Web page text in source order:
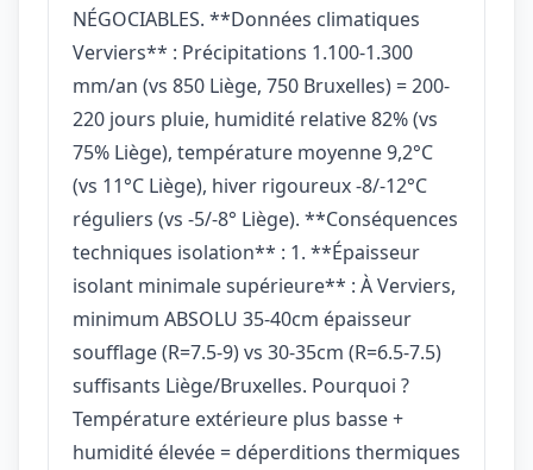
NÉGOCIABLES. **Données climatiques
Verviers** : Précipitations 1.100-1.300
mm/an (vs 850 Liège, 750 Bruxelles) = 200-
220 jours pluie, humidité relative 82% (vs
75% Liège), température moyenne 9,2°C
(vs 11°C Liège), hiver rigoureux -8/-12°C
réguliers (vs -5/-8° Liège). **Conséquences
techniques isolation** : 1. **Épaisseur
isolant minimale supérieure** : À Verviers,
minimum ABSOLU 35-40cm épaisseur
soufflage (R=7.5-9) vs 30-35cm (R=6.5-7.5)
suffisants Liège/Bruxelles. Pourquoi ?
Température extérieure plus basse +
humidité élevée = déperditions thermiques